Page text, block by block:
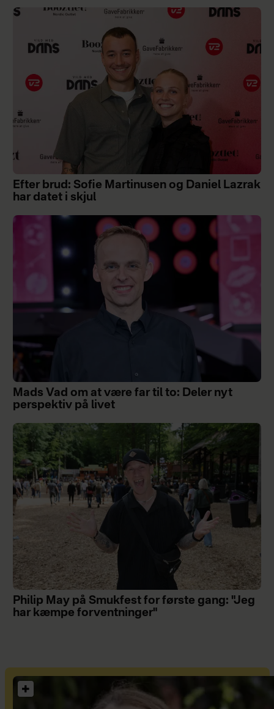
Efter brud: Sofie Martinusen og Daniel Lazrak
har datet i skjul
Mads Vad om at være far til to: Deler nyt
perspektiv på livet
Philip May på Smukfest for første gang: "Jeg
har kæmpe forventninger"